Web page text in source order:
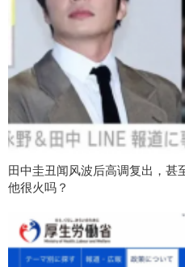
田中圭丑闻风波后高调复出，甚
他很火吗？